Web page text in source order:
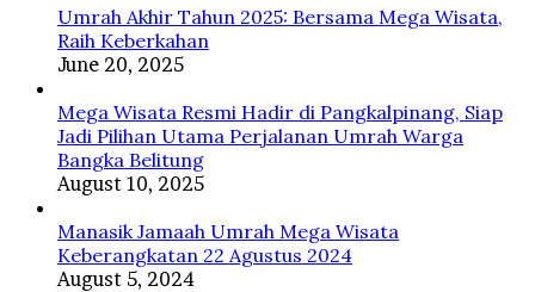
Umrah Akhir Tahun 2025: Bersama Mega Wisata,
Raih Keberkahan
June 20, 2025
Mega Wisata Resmi Hadir di Pangkalpinang, Siap
Jadi Pilihan Utama Perjalanan Umrah Warga
Bangka Belitung
August 10, 2025
Manasik Jamaah Umrah Mega Wisata
Keberangkatan 22 Agustus 2024
August 5, 2024